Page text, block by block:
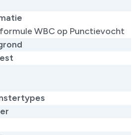
WBC op Punctievocht